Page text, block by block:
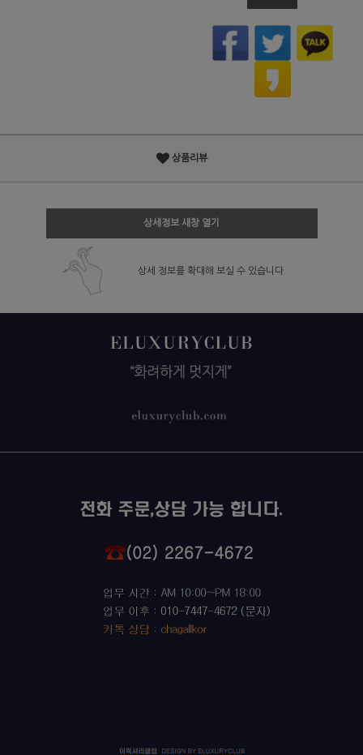
상품리뷰
상세정보 새창 열기
상세 정보를 확대해 보실 수 있습니다.